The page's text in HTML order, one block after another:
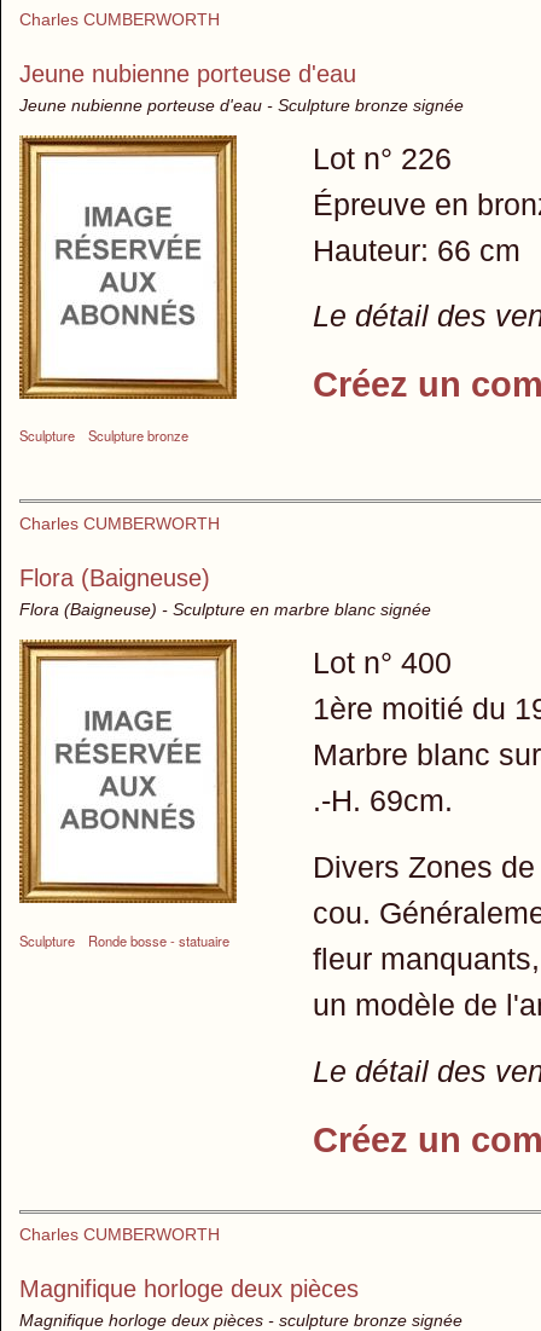
Charles CUMBERWORTH
Jeune nubienne porteuse d'eau
Jeune nubienne porteuse d'eau - Sculpture bronze signée
Sculpture Sculpture bronze
Lot n° 226
Épreuve en
Hauteur: 66 cm
Le détail des
Créez un
Charles CUMBERWORTH
Flora (Baigneuse)
Flora (Baigneuse) - Sculpture en marbre blanc signée
Sculpture Ronde bosse - statuaire
Lot n° 400
1ère moitié du
Marbre blanc
.-H. 69cm.
Divers Zones
cou.
fleur
un modèle de
Le détail des
Créez un
Charles CUMBERWORTH
Magnifique horloge deux pièces
Magnifique horloge deux pièces - sculpture bronze signée